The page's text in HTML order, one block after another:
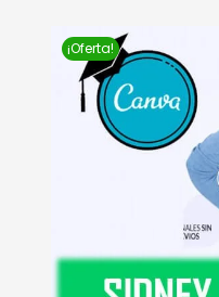
¡Oferta!